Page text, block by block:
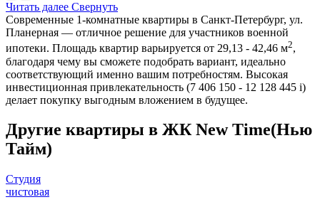
Читать далее Свернуть
Современные 1-комнатные квартиры в Санкт-Петербург, ул.
Планерная — отличное решение для участников военной
ипотеки. Площадь квартир варьируется от 29,13 - 42,46 м2,
благодаря чему вы сможете подобрать вариант, идеально
соответствующий именно вашим потребностям. Высокая
инвестиционная привлекательность (7 406 150 - 12 128 445 i)
делает покупку выгодным вложением в будущее.
Другие квартиры в ЖК New Time(Нью
Тайм)
Студия
чистовая